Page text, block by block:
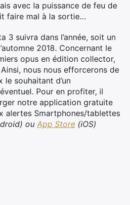
avec la puissance de feu de
faire mal à la sortie…
3 suivra dans l’année, soit un
2018. Concernant le
opus en édition collector,
nous nous efforcerons de
le souhaitant d’un
Pour en profiter, il
notre application gratuite
alertes Smartphones/tablettes
ou App Store (iOS)